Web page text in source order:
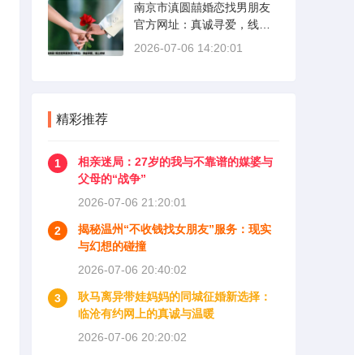
南京市滇圆囍婚恋找男朋友
官方网址：真诚寻爱，线上
启航
2026-07-06 14:20:01
精彩推荐
1
相亲迷局：27岁的我与不靠谱的媒婆与
父母的“战争”
2026-07-06 21:20:01
2
揭秘温州“不收钱找女朋友”服务：现实
与幻想的碰撞
2026-07-06 20:40:02
3
耿马离异带娃妈妈的同城征婚新选择：
临沧有约网上的真诚与温暖
2026-07-06 20:20:02